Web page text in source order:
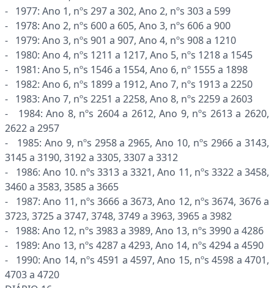
- 1977: Ano 1, nºs 297 a 302, Ano 2, nºs 303 a 599
- 1978: Ano 2, nºs 600 a 605, Ano 3, nºs 606 a 900
- 1979: Ano 3, nºs 901 a 907, Ano 4, nºs 908 a 1210
- 1980: Ano 4, nºs 1211 a 1217, Ano 5, nºs 1218 a 1545
- 1981: Ano 5, nºs 1546 a 1554, Ano 6, nº 1555 a 1898
- 1982: Ano 6, nºs 1899 a 1912, Ano 7, nºs 1913 a 2250
- 1983: Ano 7, nºs 2251 a 2258, Ano 8, nºs 2259 a 2603
- 1984: Ano 8, nºs 2604 a 2612, Ano 9, nºs 2613 a 2620,
2622 a 2957
- 1985: Ano 9, nºs 2958 a 2965, Ano 10, nºs 2966 a 3143,
3145 a 3190, 3192 a 3305, 3307 a 3312
- 1986: Ano 10. nºs 3313 a 3321, Ano 11, nºs 3322 a 3458,
3460 a 3583, 3585 a 3665
- 1987: Ano 11, nºs 3666 a 3673, Ano 12, nºs 3674, 3676 a
3723, 3725 a 3747, 3748, 3749 a 3963, 3965 a 3982
- 1988: Ano 12, nºs 3983 a 3989, Ano 13, nºs 3990 a 4286
- 1989: Ano 13, nºs 4287 a 4293, Ano 14, nºs 4294 a 4590
- 1990: Ano 14, nºs 4591 a 4597, Ano 15, nºs 4598 a 4701,
4703 a 4720